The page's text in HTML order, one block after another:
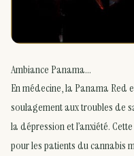
Ambiance Panama…
En médecine, la Panama Red
soulagement aux troubles de
la dépression et l’anxiété.
pour les patients du cannabis